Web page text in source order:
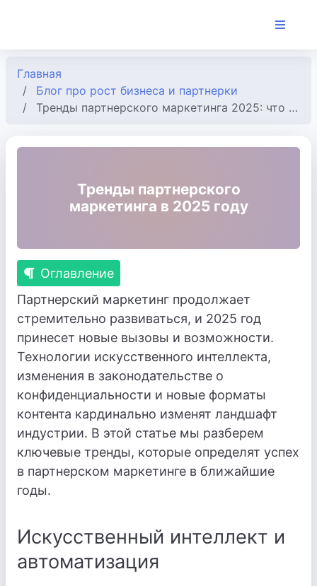
Главная
Блог про рост бизнеса и партнерки
Тренды партнерского маркетинга 2025: что ждет отрасль
Тренды партнерского
маркетинга в 2025 году
Оглавление
Партнерский маркетинг продолжает
стремительно развиваться, и 2025 год
принесет новые вызовы и возможности.
Технологии искусственного интеллекта,
изменения в законодательстве о
конфиденциальности и новые форматы
контента кардинально изменят ландшафт
индустрии. В этой статье мы разберем
ключевые тренды, которые определят успех
в партнерском маркетинге в ближайшие
годы.
Искусственный интеллект и
автоматизация